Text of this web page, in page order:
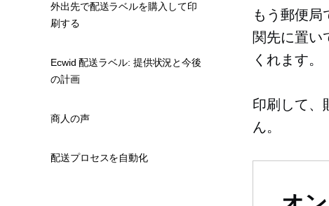
もう郵便局
関先に置い
くれます。
印刷して、
ん。
外出先で配送ラベルを購入して印
刷する
Ecwid 配送ラベル: 提供状況と今後
の計画
商人の声
配送プロセスを自動化